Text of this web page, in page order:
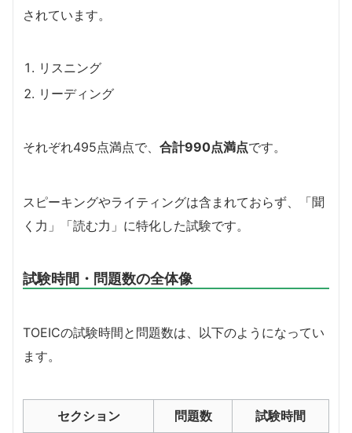
されています。
リスニング
リーディング
それぞれ495点満点で、 合計990点満点です。
スピーキングやライティングは含まれておらず、「聞
く力」「読む力」に特化した試験です。
試験時間・問題数の全体像
TOEICの試験時間と問題数は、以下のようになってい
ます。
セクション 問題数 試験時間